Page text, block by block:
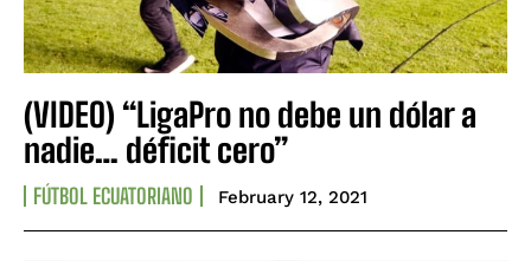
(VIDEO) “LigaPro no debe un dólar a
nadie… déficit cero”
FÚTBOL ECUATORIANO February 12, 2021